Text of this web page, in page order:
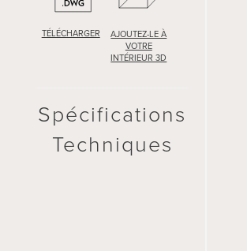
TÉLÉCHARGER
AJOUTEZ-LE À
VOTRE
INTÉRIEUR 3D
Spécifications
Techniques